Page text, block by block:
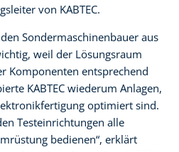
von KABTEC.
Sondermaschinenbauer aus
weil der Lösungsraum
Komponenten entsprechend
KABTEC wiederum Anlagen,
optimiert sind.
Testeinrichtungen alle
bedienen“, erklärt